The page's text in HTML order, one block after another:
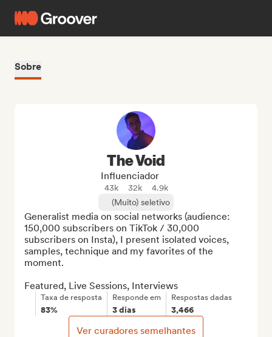
Sobre
The Void
Influenciador
43k 32k
4.9k
(Muito) seletivo
Generalist media on social networks (audience:
150,000 subscribers on TikTok / 30,000
subscribers on Insta), I present isolated voices,
samples, technique and my favorites of the
moment.
Featured, Live Sessions, Interviews
Taxa de resposta
83%
Responde em
3 dias
Respostas dadas
3,466
Ver curadores semelhantes